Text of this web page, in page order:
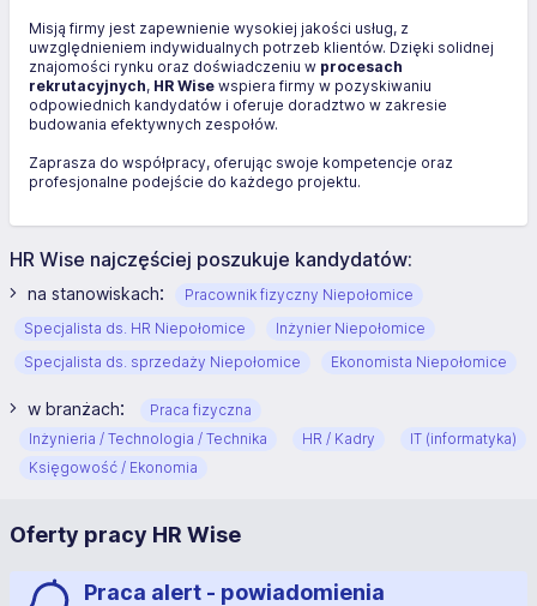
Misją firmy jest zapewnienie wysokiej jakości usług, z
uwzględnieniem indywidualnych potrzeb klientów. Dzięki solidnej
znajomości rynku oraz doświadczeniu w procesach
rekrutacyjnych, HR Wise wspiera firmy w pozyskiwaniu
odpowiednich kandydatów i oferuje doradztwo w zakresie
budowania efektywnych zespołów.
Zaprasza do współpracy, oferując swoje kompetencje oraz
profesjonalne podejście do każdego projektu.
HR Wise najczęściej poszukuje kandydatów:
na stanowiskach:
Pracownik fizyczny Niepołomice
Specjalista ds. HR Niepołomice
Inżynier Niepołomice
Specjalista ds. sprzedaży Niepołomice
Ekonomista Niepołomice
w branżach:
Praca fizyczna
Inżynieria / Technologia / Technika
HR / Kadry
IT (informatyka)
Księgowość / Ekonomia
Oferty pracy HR Wise
Praca alert - powiadomienia